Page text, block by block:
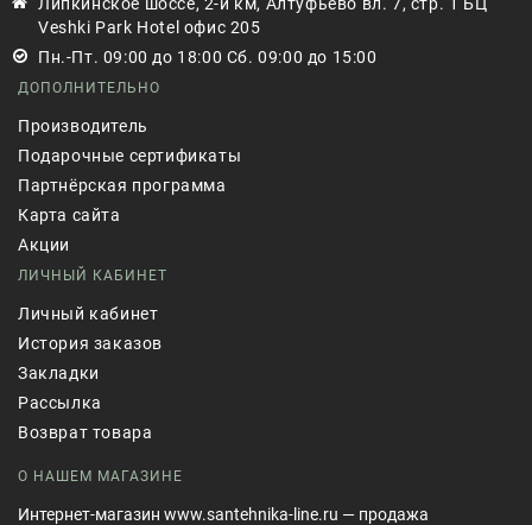
Veshki Park Hotel офис 205
Пн.-Пт. 09:00 до 18:00 Сб. 09:00 до 15:00
ДОПОЛНИТЕЛЬНО
Производитель
Подарочные сертификаты
Партнёрская программа
Карта сайта
Акции
ЛИЧНЫЙ КАБИНЕТ
Личный кабинет
История заказов
Закладки
Рассылка
Возврат товара
О НАШЕМ МАГАЗИНЕ
Интернет-магазин www.santehnika-line.ru — продажа